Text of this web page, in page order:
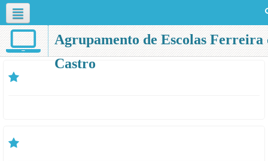
English ‎(en)‎
Agrupamento de Escolas Ferreira
Castro